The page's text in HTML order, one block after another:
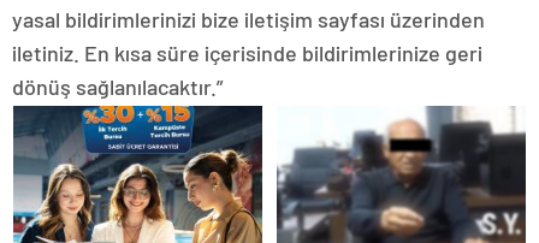
yasal bildirimlerinizi bize iletişim sayfası üzerinden
iletiniz. En kısa süre içerisinde bildirimlerinize geri
dönüş sağlanılacaktır.”